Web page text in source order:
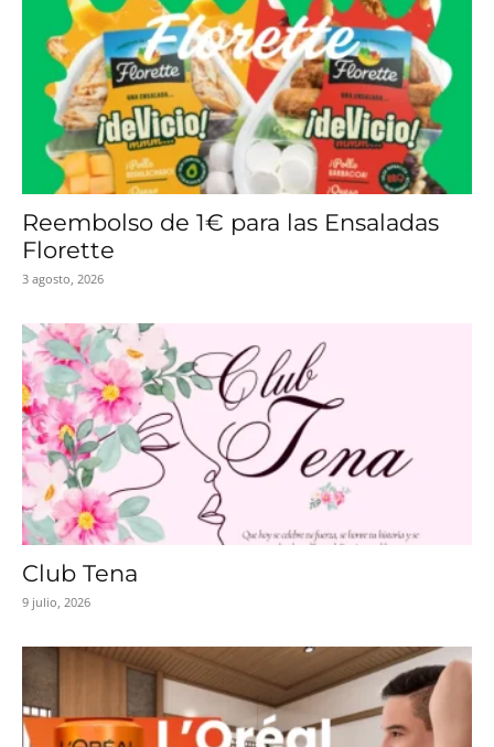
Reembolso de 1€ para las Ensaladas
Florette
3 agosto, 2026
Club Tena
9 julio, 2026